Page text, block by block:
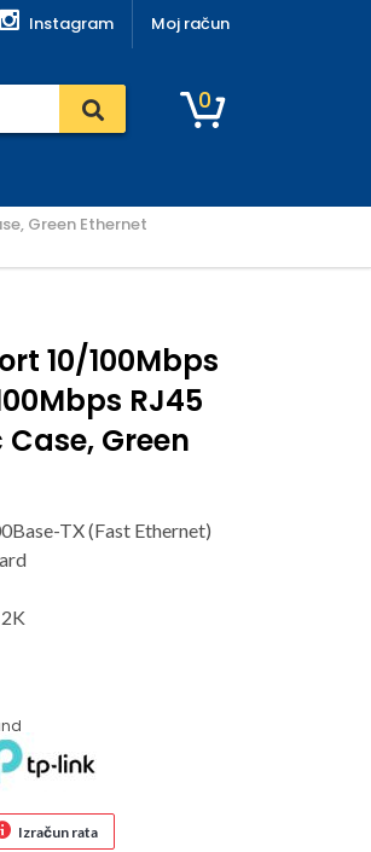
Instagram Moj račun
0
Green Ethernet
10/100Mbps
RJ45
Green
TX (Fast Ethernet)
Izračun rata